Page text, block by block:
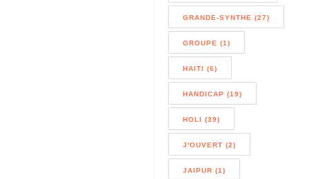
GRANDE-SYNTHE (27)
GROUPE (1)
HAITI (6)
HANDICAP (19)
HOLI (39)
J'OUVERT (2)
JAIPUR (1)